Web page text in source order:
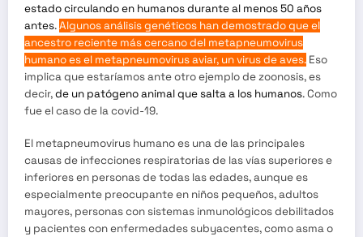
estado circulando en humanos durante al menos 50 años
antes.Algunos análisis genéticos han demostrado que el
ancestro reciente más cercano del metapneumovirus
humano es el metapneumovirus aviar, un virus de aves. Eso
implica que estaríamos ante otro ejemplo de zoonosis, es
decir,de un patógeno animal que salta a los humanos. Como
fue el caso de la covid-19.
El metapneumovirus humano es una de las principales
causas de infecciones respiratorias de las vías superiores e
inferiores en personas de todas las edades, aunque es
especialmente preocupante en niños pequeños, adultos
mayores, personas con sistemas inmunológicos debilitados
y pacientes con enfermedades subyacentes, como asma o